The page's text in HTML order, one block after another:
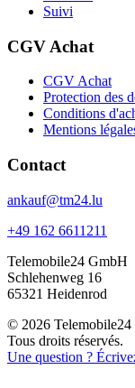
Suivi
CGV Achat
CGV Achat
Protection des
Conditions
Mentions
Contact
ankauf@tm24.lu
+49 162 6611211
Telemobile24 GmbH
Schlehenweg 16
65321 Heidenrod
© 2026
Tous droits réservés.
Une question ?